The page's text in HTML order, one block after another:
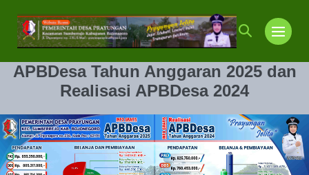
konten
Toggle
APBDesaTahun Anggaran 2025 dan
Realisasi APBDesa 2024